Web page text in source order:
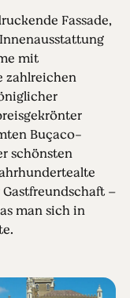
Fassade,
mit
zahlreichen
Buçaco-
schönsten
–
man sich in